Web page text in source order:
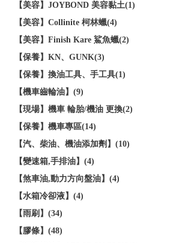
【美容】JOYBOND 美容黏土(1)
【美容】Collinite 柯林蠟(4)
【美容】Finish Kare 鯊魚蠟(2)
【保養】KN、GUNK(3)
【保養】換油工具、手工具(1)
【機車齒輪油】(9)
【現場】機車 輪胎/機油 更換(2)
【保養】機車專區(14)
【汽、柴油、機油添加劑】(10)
【變速箱,手排油】(4)
【煞車油,動力方向盤油】(4)
【水箱冷卻液】(4)
【雨刷】(34)
【膠條】(48)